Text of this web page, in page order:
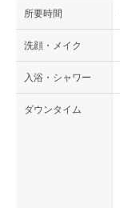
所要時間
洗顔・メイク
入浴・シャワー
ダウンタイム